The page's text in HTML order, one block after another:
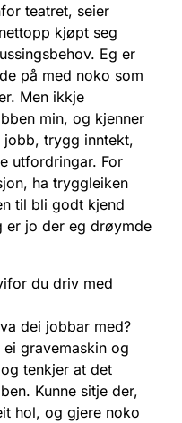
teatret, seier
kjøpt seg
Eg er
på med noko som
Men ikkje
min, og kjenner
trygg inntekt,
utfordringar. For
ha tryggleiken
til bli godt kjend
er jo der eg drøymde
du driv med
dei jobbar med?
gravemaskin og
tenkjer at det
Kunne sitje der,
hol, og gjere noko